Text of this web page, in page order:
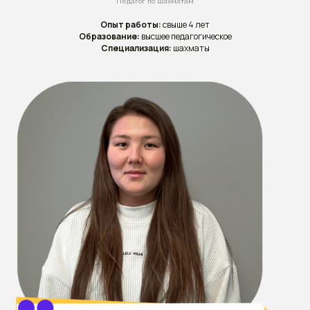
Опыт работы:свыше 4 лет
Образование: высшее педагогическое
Специализация: шахматы